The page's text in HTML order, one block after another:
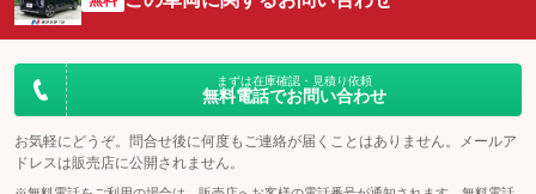
まずは在庫確認・見積り依頼
無料電話でお問い合わせ
お気軽にどうぞ。問合せ後に何度もご連絡が届くことはありません。メールア
ドレスは販売店に公開されません。